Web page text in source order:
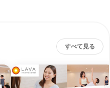
すべて見る